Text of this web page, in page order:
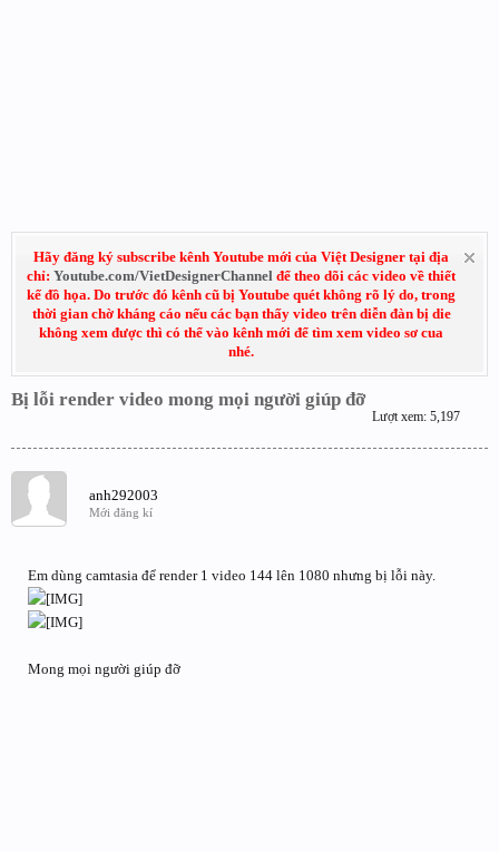
Hãy đăng ký subscribe kênh Youtube mới của Việt Designer tại địa
chỉ: Youtube.com/VietDesignerChannel để theo dõi các video về thiết
kế đồ họa. Do trước đó kênh cũ bị Youtube quét không rõ lý do, trong
thời gian chờ kháng cáo nếu các bạn thấy video trên diễn đàn bị die
không xem được thì có thể vào kênh mới để tìm xem video sơ cua
nhé.
Bị lỗi render video mong mọi người giúp đỡ
Lượt xem: 5,197
anh292003
Mới đăng kí
Em dùng camtasia để render 1 video 144 lên 1080 nhưng bị lỗi này.
Mong mọi người giúp đỡ